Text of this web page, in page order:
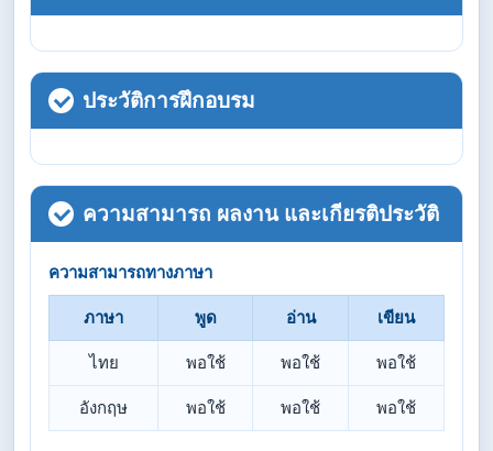
ประวัติการฝึกอบรม
ความสามารถ ผลงาน และเกียรติประวัติ
ความสามารถทางภาษา
ภาษา พูด อ่าน เขียน
ไทย พอใช้ พอใช้ พอใช้
อังกฤษ พอใช้ พอใช้ พอใช้